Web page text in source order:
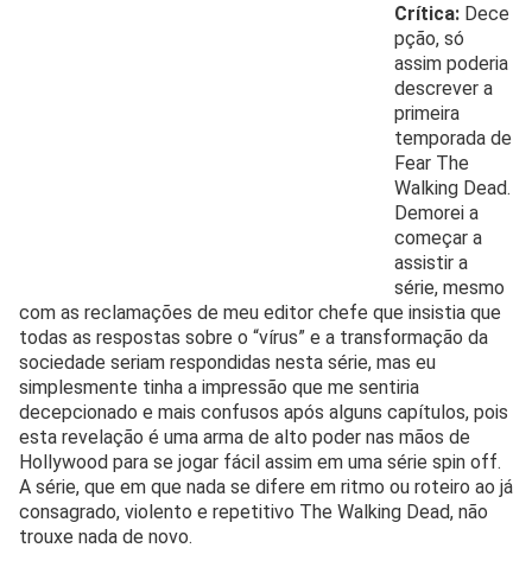
Crítica: Dece
pção, só
assim poderia
descrever a
primeira
temporada de
Fear The
Walking Dead.
Demorei a
começar a
assistir a
série, mesmo
com as reclamações de meu editor chefe que insistia que
todas as respostas sobre o “vírus” e a transformação da
sociedade seriam respondidas nesta série, mas eu
simplesmente tinha a impressão que me sentiria
decepcionado e mais confusos após alguns capítulos, pois
esta revelação é uma arma de alto poder nas mãos de
Hollywood para se jogar fácil assim em uma série spin off.
A série, que em que nada se difere em ritmo ou roteiro ao já
consagrado, violento e repetitivo The Walking Dead, não
trouxe nada de novo.